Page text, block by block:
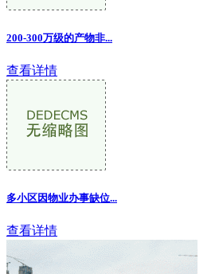
200-300万级的产物非...
查看详情
多小区因物业办事缺位...
查看详情